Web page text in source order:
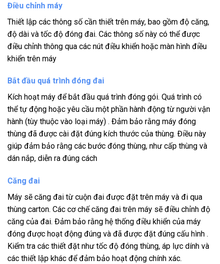
Điều chỉnh máy
Thiết lập các thông số cần thiết trên máy, bao gồm độ căng,
độ dài và tốc độ đóng đai. Các thông số này có thể được
điều chỉnh thông qua các nút điều khiển hoặc màn hình điều
khiển trên máy
Bắt đầu quá trình đóng đai
Kích hoạt máy để bắt đầu quá trình đóng gói. Quá trình có
thể tự động hoặc yêu cầu một phần hành động từ người vận
hành (tùy thuộc vào loại máy) . Đảm bảo rằng máy đóng
thùng đã được cài đặt đúng kích thước của thùng. Điều này
giúp đảm bảo rằng các bước đóng thùng, như cấp thùng và
dán nắp, diễn ra đúng cách
Căng đai
Máy sẽ căng đai từ cuộn đai được đặt trên máy và đi qua
thùng carton. Các cơ chế căng đai trên máy sẽ điều chỉnh độ
căng của đai. Đảm bảo rằng hệ thống điều khiển của máy
đóng được hoạt động đúng và đã được đặt đúng cấu hình .
Kiểm tra các thiết đặt như tốc độ đóng thùng, áp lực dính và
các thiết lập khác để đảm bảo hoạt động chính xác.